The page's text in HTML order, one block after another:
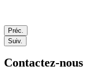
Préc.
Suiv.
Contactez-nous